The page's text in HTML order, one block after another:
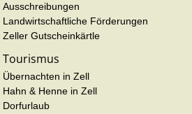
Ausschreibungen
Landwirtschaftliche Förderungen
Zeller Gutscheinkärtle
Tourismus
Übernachten in Zell
Hahn & Henne in Zell
Dorfurlaub